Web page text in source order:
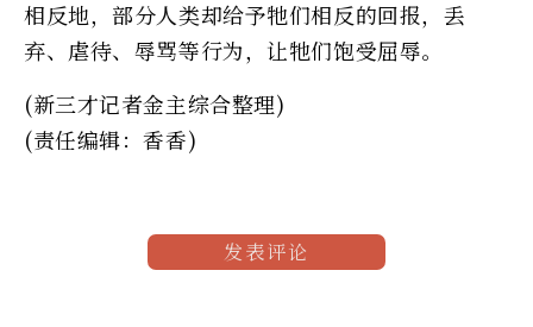
相反地，部分人类却给予牠们相反的回报，丢
弃、虐待、辱骂等行为，让牠们饱受屈辱。
(新三才记者金主综合整理)
(责任编辑：香香)
发表评论